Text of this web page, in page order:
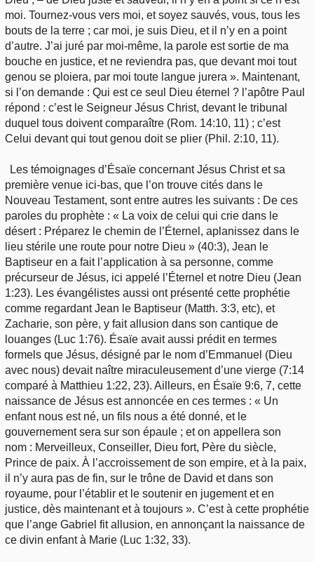
moi. Tournez-vous vers moi, et soyez sauvés, vous, tous les
bouts de la terre ; car moi, je suis Dieu, et il n’y en a point
d’autre. J’ai juré par moi-même, la parole est sortie de ma
bouche en justice, et ne reviendra pas, que devant moi tout
genou se ploiera, par moi toute langue jurera ». Maintenant,
si l’on demande : Qui est ce seul Dieu éternel ? l’apôtre Paul
répond : c’est le Seigneur Jésus Christ, devant le tribunal
duquel tous doivent comparaître (Rom. 14:10, 11) ; c’est
Celui devant qui tout genou doit se plier (Phil. 2:10, 11).
Les témoignages d’Ésaïe concernant Jésus Christ et sa
première venue ici-bas, que l’on trouve cités dans le
Nouveau Testament, sont entre autres les suivants : De ces
paroles du prophète : « La voix de celui qui crie dans le
désert : Préparez le chemin de l’Éternel, aplanissez dans le
lieu stérile une route pour notre Dieu » (40:3), Jean le
Baptiseur en a fait l’application à sa personne, comme
précurseur de Jésus, ici appelé l’Éternel et notre Dieu (Jean
1:23). Les évangélistes aussi ont présenté cette prophétie
comme regardant Jean le Baptiseur (Matth. 3:3, etc), et
Zacharie, son père, y fait allusion dans son cantique de
louanges (Luc 1:76). Ésaïe avait aussi prédit en termes
formels que Jésus, désigné par le nom d’Emmanuel (Dieu
avec nous) devait naître miraculeusement d’une vierge (7:14
comparé à Matthieu 1:22, 23). Ailleurs, en Ésaïe 9:6, 7, cette
naissance de Jésus est annoncée en ces termes : « Un
enfant nous est né, un fils nous a été donné, et le
gouvernement sera sur son épaule ; et on appellera son
nom : Merveilleux, Conseiller, Dieu fort, Père du siècle,
Prince de paix. À l’accroissement de son empire, et à la paix,
il n’y aura pas de fin, sur le trône de David et dans son
royaume, pour l’établir et le soutenir en jugement et en
justice, dès maintenant et à toujours ». C’est à cette prophétie
que l’ange Gabriel fit allusion, en annonçant la naissance de
ce divin enfant à Marie (Luc 1:32, 33).